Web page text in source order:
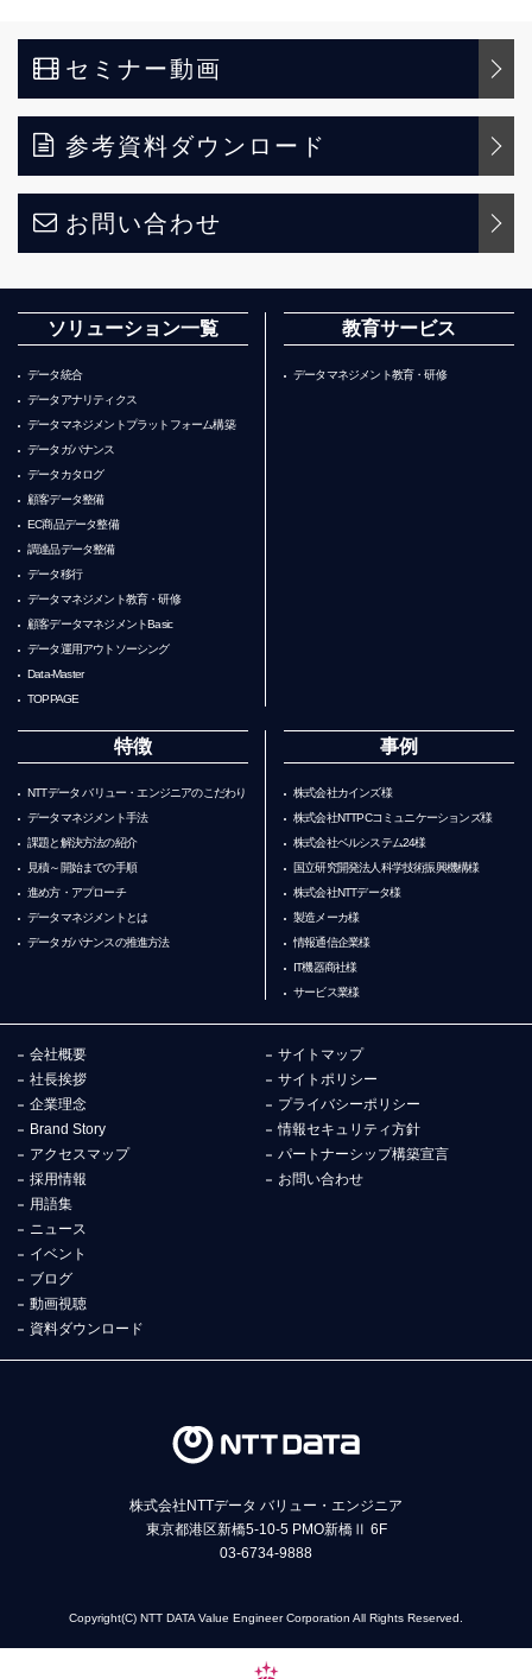
セミナー動画
参考資料ダウンロード
お問い合わせ
ソリューション一覧
データ統合
データアナリティクス
データマネジメントプラットフォーム構築
データガバナンス
データカタログ
顧客データ整備
EC商品データ整備
調達品データ整備
データ移行
データマネジメント教育・研修
顧客データマネジメントBasic
データ運用アウトソーシング
Data-Master
TOPPAGE
教育サービス
データマネジメント教育・研修
特徴
NTTデータ バリュー・エンジニアのこだわり
データマネジメント手法
課題と解決方法の紹介
見積～開始までの手順
進め方・アプローチ
データマネジメントとは
データガバナンスの推進方法
事例
株式会社カインズ様
株式会社NTTPCコミュニケーションズ様
株式会社ベルシステム24様
国立研究開発法人科学技術振興機構様
株式会社NTTデータ様
製造メーカ様
情報通信企業様
IT機器商社様
サービス業様
会社概要
社長挨拶
企業理念
Brand Story
アクセスマップ
採用情報
サイトマップ
サイトポリシー
プライバシーポリシー
情報セキュリティ方針
パートナーシップ構築宣言
お問い合わせ
用語集
ニュース
イベント
ブログ
動画視聴
資料ダウンロード
株式会社NTTデータ バリュー・エンジニア
東京都港区新橋5-10-5 PMO新橋Ⅱ 6F
03-6734-9888
Copyright(C) NTT DATA Value Engineer Corporation All Rights Reserved.